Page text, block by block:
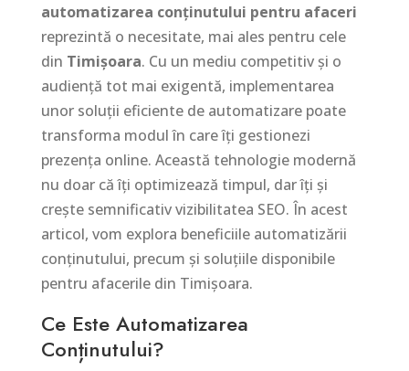
automatizarea conținutului pentru afaceri
reprezintă o necesitate, mai ales pentru cele
din Timișoara. Cu un mediu competitiv și o
audiență tot mai exigentă, implementarea
unor soluții eficiente de automatizare poate
transforma modul în care îți gestionezi
prezența online. Această tehnologie modernă
nu doar că îți optimizează timpul, dar îți și
crește semnificativ vizibilitatea SEO. În acest
articol, vom explora beneficiile automatizării
conținutului, precum și soluțiile disponibile
pentru afacerile din Timișoara.
Ce Este Automatizarea
Conținutului?